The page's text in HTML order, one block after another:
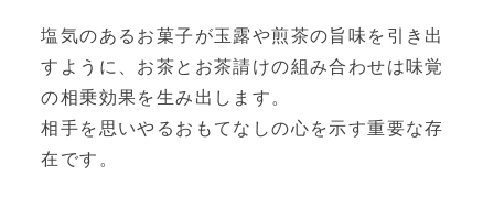
塩気のあるお菓子が玉露や煎茶の旨味を引き出
すように、お茶とお茶請けの組み合わせは味覚
の相乗効果を生み出します。
相手を思いやるおもてなしの心を示す重要な存
在です。